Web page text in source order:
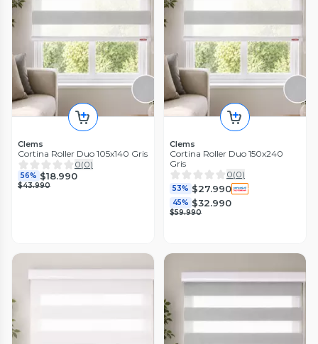
Clems
Cortina Roller Duo 105x140 Gris
0(0)
56% $18.990
$43.990
Clems
Cortina Roller Duo 150x240
Gris
0(0)
53% $27.990
45% $32.990
$59.990